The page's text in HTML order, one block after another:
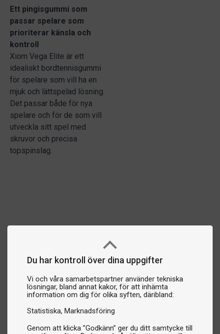
Du har kontroll över dina uppgifter
Vi och våra samarbetspartner använder tekniska
lösningar, bland annat kakor, för att inhämta
information om dig för olika syften, däribland:
Statistiska Marknadsföring
Genom att klicka ”Godkänn” ger du ditt samtycke till
Ett pingisgummi som
passar spelare som
prioriterar känsla och
kontroll
Xiom Vega Elite är ett
idealiskt bordtennisgummi
för spelare som vill ha en
mjuk och lättspelad lösning.
Det passar både för nya
spelare och för de som vill
utveckla sitt spel med
skruvor och precisa
topspinslag.